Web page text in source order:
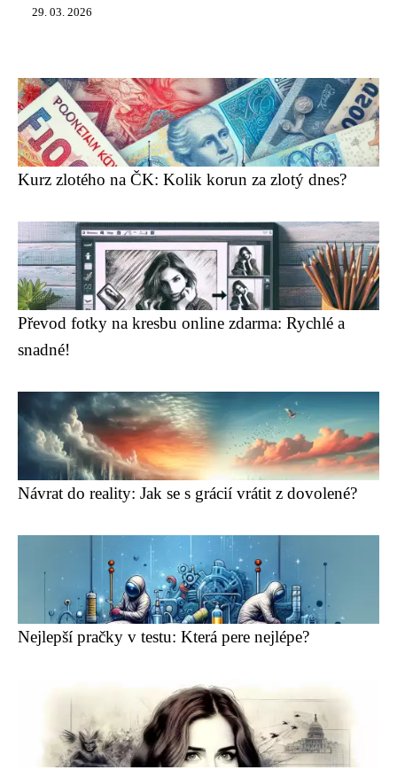
29. 03. 2026
Kurz zlotého na ČK: Kolik korun za zlotý dnes?
Převod fotky na kresbu online zdarma: Rychlé a
snadné!
Návrat do reality: Jak se s grácií vrátit z dovolené?
Nejlepší pračky v testu: Která pere nejlépe?